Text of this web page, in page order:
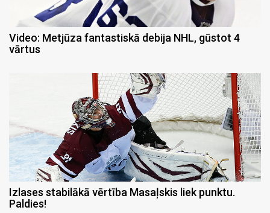
Video: Metjūza fantastiskā debija NHL, gūstot 4
vārtus
Izlases stabilākā vērtība Masaļskis liek punktu.
Paldies!